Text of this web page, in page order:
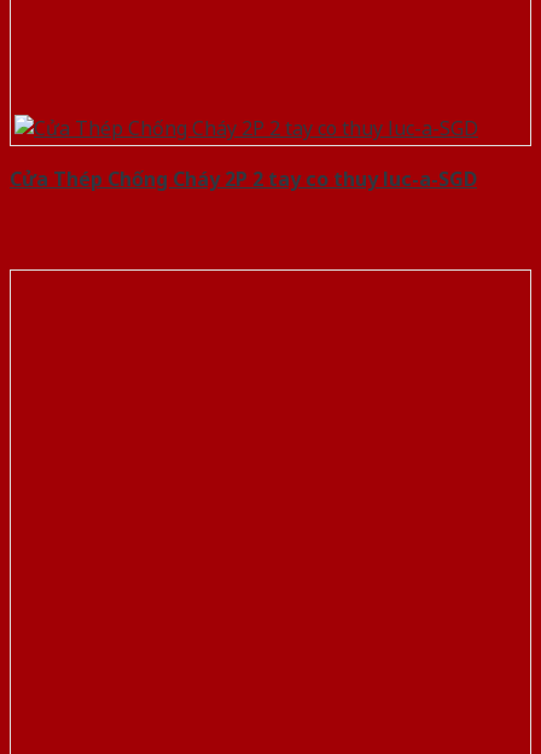
Cửa Thép Chống Cháy 2P 2 tay co thuy luc-a-SGD